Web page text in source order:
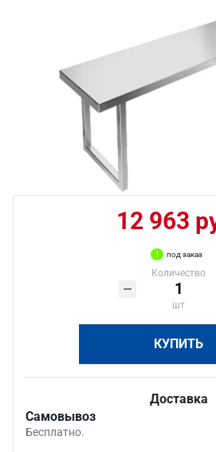
12 963
под заказ
Количество
шт
КУПИТЬ
Доставка
Самовывоз
Бесплатно.